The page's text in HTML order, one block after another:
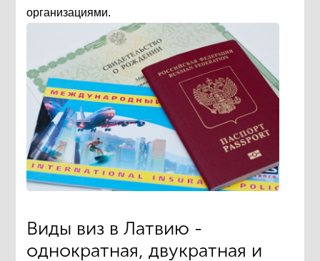
организациями.
Виды виз в Латвию -
однократная, двукратная и